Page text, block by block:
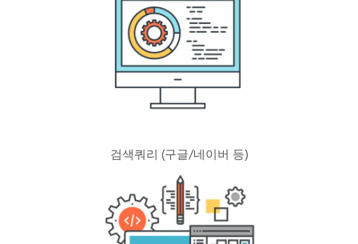
검색쿼리 (구글/네이버 등)